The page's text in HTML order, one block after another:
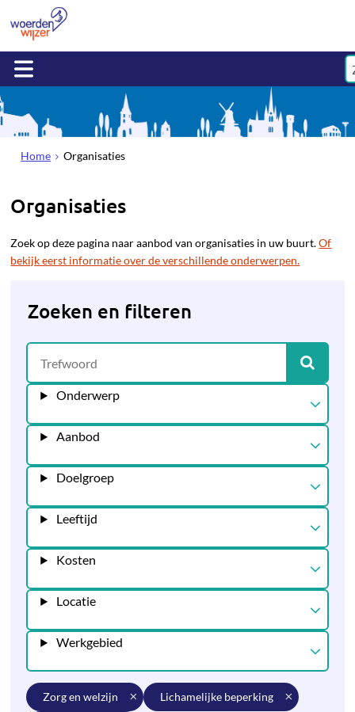
Home Organisaties
Organisaties
Zoek op deze pagina naar aanbod van organisaties in uw buurt.Of
bekijk eerst informatie over de verschillende onderwerpen.
Zoeken en filteren
Onderwerp
Aanbod
Doelgroep
Leeftijd
Kosten
Locatie
Werkgebied
zorg en welzijn lichamelijke beperking